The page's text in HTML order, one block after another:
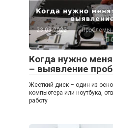
23.03.2022
Проблемы
Когда нужно
– выявление
Жесткий диск – один из
компьютера или ноутбука,
работу